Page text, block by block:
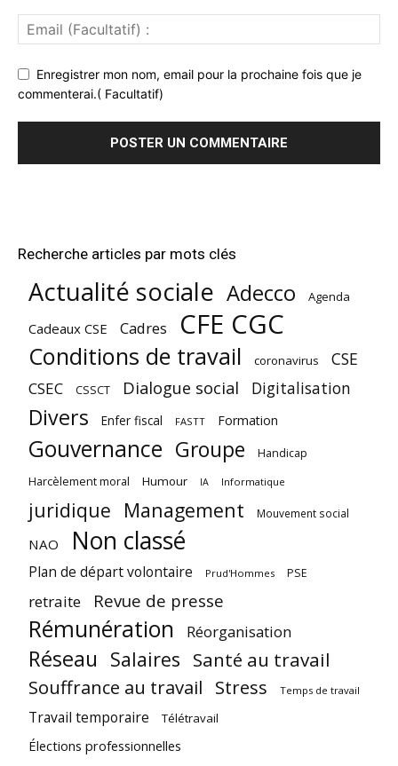
Enregistrer mon nom, email pour la prochaine fois que je
commenterai.( Facultatif)
Recherche articles par mots clés
Actualité sociale Adecco Agenda
Cadeaux CSE Cadres CFE CGC
Conditions de travail coronavirus CSE
CSEC CSSCT Dialogue social Digitalisation
Divers Enfer fiscal FASTT Formation
Gouvernance Groupe Handicap
Harcèlement moral Humour IA Informatique
juridique Management Mouvement social
NAO Non classé
Plan de départ volontaire Prud'Hommes PSE
retraite Revue de presse
Rémunération Réorganisation
Réseau Salaires Santé au travail
Souffrance au travail Stress Temps de travail
Travail temporaire Télétravail
Élections professionnelles